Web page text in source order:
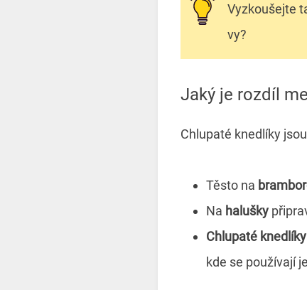
Vyzkoušejte
vy?
Jaký je rozdíl
Chlupaté knedlíky
Těsto na
Na halušky
Chlupaté knedlíky
kde se používají